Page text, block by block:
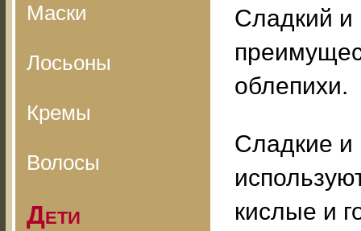
Маски
Лосьоны
Кремы
Волосы
Дети
Сладкий и
облепихи.
Сладкие и
кислые и